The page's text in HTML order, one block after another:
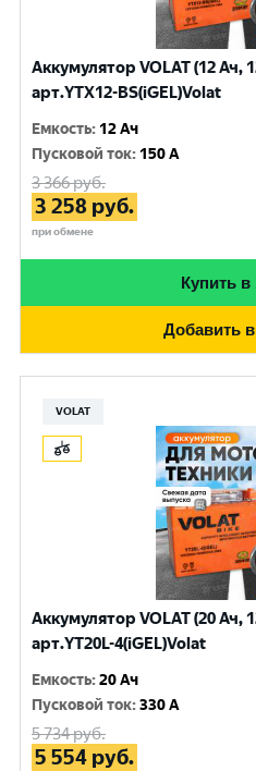
Аккумулятор VOLAT (12 Ач,
арт.YTX12-BS(iGEL)Volat
Емкость: 12 Ач
Пусковой ток: 150 A
3 366руб.
3 258 руб.
при обмене
Купить в
Добавить
VOLAT
Аккумулятор VOLAT (20 Ач,
арт.YT20L-4(iGEL)Volat
Емкость:20 Ач
Пусковой ток:330 A
5 734руб.
5 554 руб.